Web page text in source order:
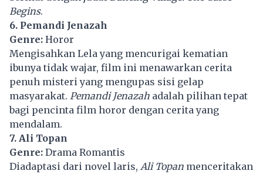
Begins.
6. Pemandi Jenazah
Genre: Horor
Mengisahkan Lela yang mencurigai kematian
ibunya tidak wajar, film ini menawarkan cerita
penuh misteri yang mengupas sisi gelap
masyarakat. Pemandi Jenazah adalah pilihan tepat
bagi pencinta film horor dengan cerita yang
mendalam.
7. Ali Topan
Genre: Drama Romantis
Diadaptasi dari novel laris, Ali Topan menceritakan